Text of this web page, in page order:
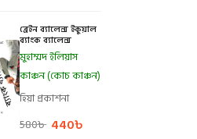
ব্রেইন ব্যালেন্স ইকুয়াল
ব্যাংক ব্যালেন্স
মুহাম্মদ ইলিয়াস
কাঞ্চন (কোচ কাঞ্চন)
হিয়া প্রকাশনা
580৳ 440৳